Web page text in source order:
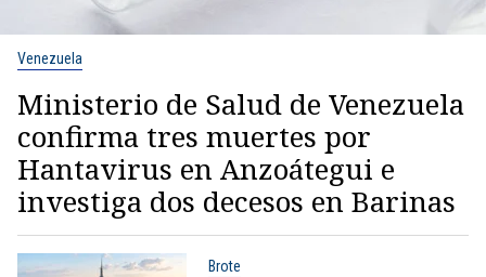
Venezuela
Ministerio de Salud de Venezuela
confirma tres muertes por
Hantavirus en Anzoátegui e
investiga dos decesos en Barinas
Brote